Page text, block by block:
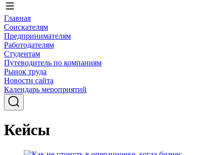
Главная
Соискателям
Предпринимателям
Работодателям
Студентам
Путеводитель по компаниям
Рынок труда
Новости сайта
Календарь мероприятий
Кейсы